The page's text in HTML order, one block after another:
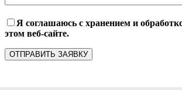
Я соглашаюсь с хранением и
этом веб-сайте.